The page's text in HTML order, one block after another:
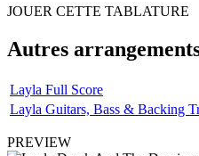
JOUER CETTE TABLATURE
Autres
Layla Full Score
Layla Guitars, Bass & Backing
PREVIEW